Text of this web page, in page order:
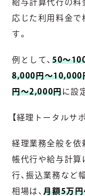
給与計算代行の料
応じた利用料金で
す。
例として、 50〜
8,000円〜10,000
円〜2,000円に設
【経理トータルサポ
経理業務全般を依
帳代行や給与計算
行、振込業務など
相場は、月額5万